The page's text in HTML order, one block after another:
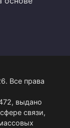
Все права
выдано
связи,